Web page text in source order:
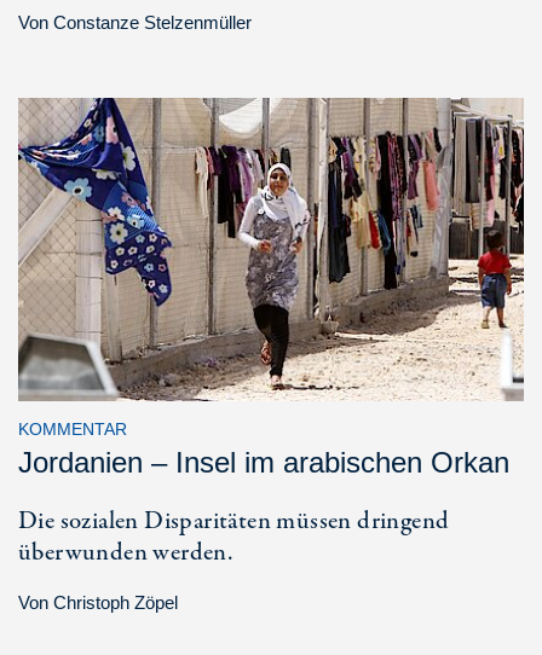
Von Constanze Stelzenmüller
KOMMENTAR
Jordanien – Insel im arabischen Orkan
Die sozialen Disparitäten müssen dringend
überwunden werden.
Von Christoph Zöpel